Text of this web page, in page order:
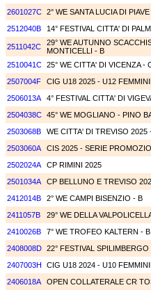
2601027C 2° WE SANTA LUCIA DI
2512040B
14° FESTIVAL CITTA' DI
2511042C
29° WE AUTUNNO
MONTICELLI - B
2510041C 25° WE CITTA' DI VICENZA -
2507004F
CIG U18 2025 - U12
2506013A
4° FESTIVAL CITTA' DI
2504038C 45° WE MOGLIANO - PINO
2503068B
WE CITTA' DI TREVISO 2025
2503060A
CIS 2025 - SERIE
2502024A
CP RIMINI 2025
2501034A
CP BELLUNO E TREVISO
2412014B
2° WE CAMPI BISENZIO - B
2411057B
29° WE DELLA
2410026B
7° WE TROFEO KALTERN - B
2408008D 22° FESTIVAL SPILIMBERGO
2407003H
CIG U18 2024 - U10
2406018A
OPEN COLLATERALE CR